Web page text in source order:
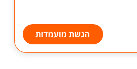
הגשת מועמדות